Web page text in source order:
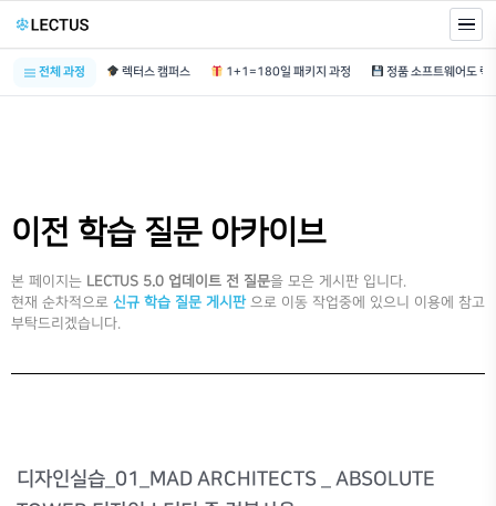
전체 과정 렉터스 캠퍼스 1+1=180일 패키지 과정
이전 학습 질문 아카이브
본 페이지는 LECTUS 5.0 업데이트 전 질문을 모은 게시판 입니다.
현재 순차적으로 신규 학습 질문 게시판 으로 이동 작업중에 있으니 이용에 참고
부탁드리겠습니다.
디자인실습_01_MAD ARCHITECTS _ ABSOLUTE